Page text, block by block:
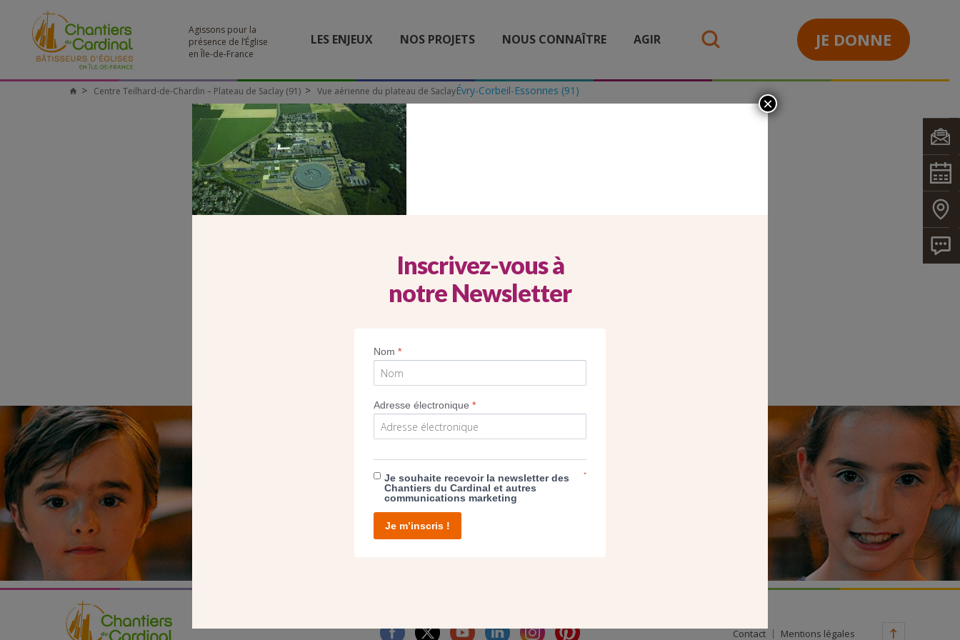
Agissons pour la
présence de l’Église
en Île-de-France
LES ENJEUX NOS PROJETS NOUS CONNAÎTRE AGIR JE DONNE
Chantiers
Évry-Corbeil-Essonnes (91)
Centre Teilhard-de-Chardin – Plateau de Saclay (91) Vue aérienne du plateau de Saclay
VUE AÉRIENNE DU PLATEAU DE SACLAY
SEUL VOTRE DON
NOUS PERMET D’AGIR
Contact Mentions légales
Inscrivez-vous à
notre Newsletter
Nom*
Adresse électronique*
Je souhaite recevoir la newsletter des
Chantiers du Cardinal et autres
communications marketing
*
Je m’inscris !
×